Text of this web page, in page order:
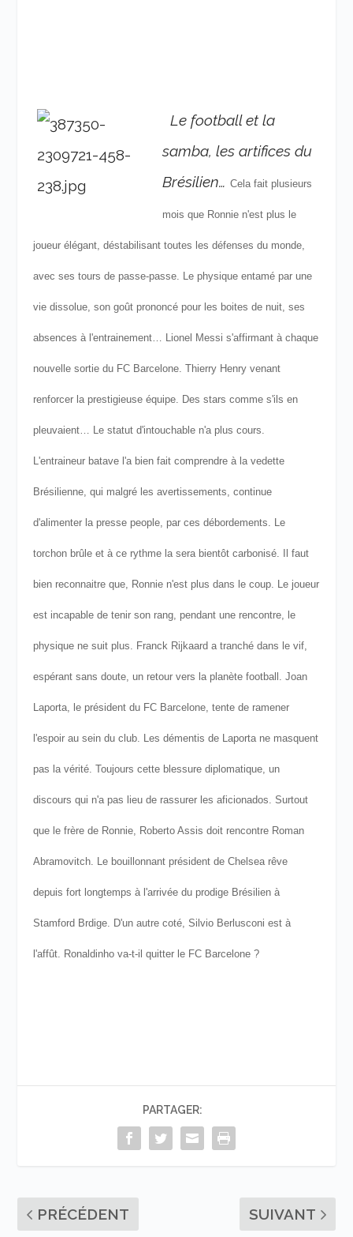
Le football et la
samba, les artifices du
Brésilien… Cela fait plusieurs
mois que Ronnie n'est plus le
joueur élégant, déstabilisant toutes les défenses du monde,
avec ses tours de passe-passe. Le physique entamé par une
vie dissolue, son goût prononcé pour les boites de nuit, ses
absences à l'entrainement… Lionel Messi s'affirmant à chaque
nouvelle sortie du FC Barcelone. Thierry Henry venant
renforcer la prestigieuse équipe. Des stars comme s'ils en
pleuvaient… Le statut d'intouchable n'a plus cours.
L'entraineur batave l'a bien fait comprendre à la vedette
Brésilienne, qui malgré les avertissements, continue
d'alimenter la presse people, par ces débordements. Le
torchon brûle et à ce rythme la sera bientôt carbonisé. Il faut
bien reconnaitre que, Ronnie n'est plus dans le coup. Le joueur
est incapable de tenir son rang, pendant une rencontre, le
physique ne suit plus. Franck Rijkaard a tranché dans le vif,
espérant sans doute, un retour vers la planète football.Joan
Laporta, le président du FC Barcelone, tente de ramener
l'espoir au sein du club. Les démentis de Laporta ne masquent
pas la vérité. Toujours cette blessure diplomatique, un
discours qui n'a pas lieu de rassurer les aficionados. Surtout
que le frère de Ronnie, Roberto Assis doit rencontre Roman
Abramovitch. Le bouillonnant président de Chelsea rêve
depuis fort longtemps à l'arrivée du prodige Brésilien à
Stamford Brdige. D'un autre coté, Silvio Berlusconi est à
l'affût. Ronaldinho va-t-il quitter le FC Barcelone ?
PARTAGER:
PRÉCÉDENT SUIVANT